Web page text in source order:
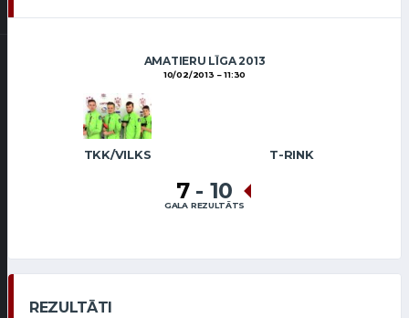
AMATIERU LĪGA 2013
10/02/2013 11:30
TKK/VILKS T-RINK
7 - 10
GALA REZULTĀTS
REZULTĀTI